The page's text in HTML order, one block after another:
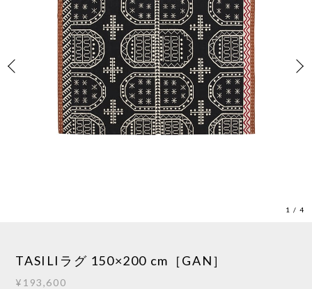
1 /4
TASILIラグ 150×200 cm［GAN］
¥193,600